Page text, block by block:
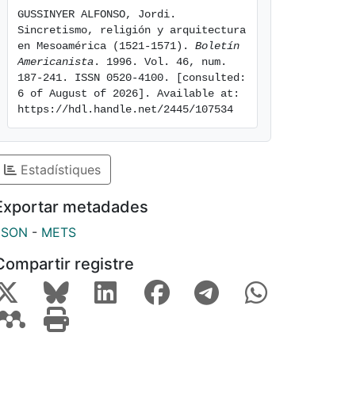
GUSSINYER ALFONSO, Jordi.
Sincretismo, religión y arquitectura
en Mesoamérica (1521-1571). Boletín
Americanista . 1996. Vol. 46, num.
187-241. ISSN 0520-4100. [consulted:
6 of August of 2026]. Available at:
https://hdl.handle.net/2445/107534
Estadístiques
metadades
- METS
registre